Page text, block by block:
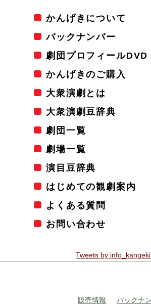
かんげきについて
バックナンバー
劇団プロフィールDVD
かんげきのご購入
大衆演劇とは
大衆演劇豆辞典
劇団一覧
劇場一覧
演目豆辞典
はじめての観劇案内
よくある質問
お問い合わせ
Tweets by info_kangeki
販売情報 バックナ